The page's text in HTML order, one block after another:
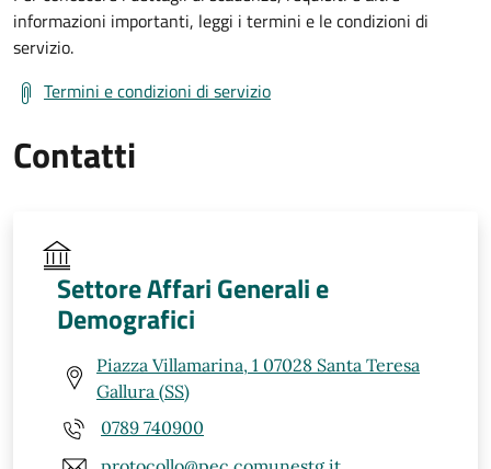
informazioni importanti, leggi i termini e le condizioni di
servizio.
Termini e condizioni di servizio
Contatti
Settore Affari Generali e
Demografici
Piazza Villamarina, 1 07028 Santa Teresa
Gallura (SS)
0789 740900